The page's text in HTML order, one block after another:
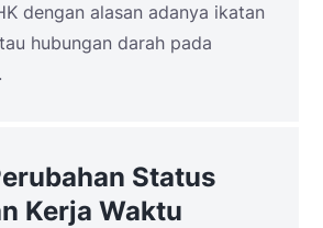
dengan alasan adanya ikatan
hubungan darah pada
Status
Kerja Waktu